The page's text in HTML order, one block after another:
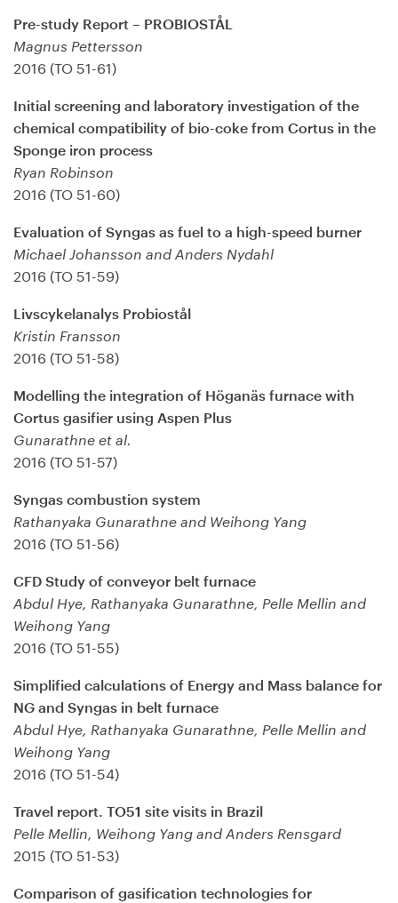
Pre-study Report – PROBIOSTÅL
Magnus Pettersson
2016 (TO 51-61)
Initial screening and laboratory investigation of the
chemical compatibility of bio-coke from Cortus in the
Sponge iron process
Ryan Robinson
2016 (TO 51-60)
Evaluation of Syngas as fuel to a high-speed burner
Michael Johansson and Anders Nydahl
2016 (TO 51-59)
Livscykelanalys Probiostål
Kristin Fransson
2016 (TO 51-58)
Modelling the integration of Höganäs furnace with
Cortus gasifier using Aspen Plus
Gunarathne et al.
2016 (TO 51-57)
Syngas combustion system
Rathanyaka Gunarathne and Weihong Yang
2016 (TO 51-56)
CFD Study of conveyor belt furnace
Abdul Hye, Rathanyaka Gunarathne, Pelle Mellin and
Weihong Yang
2016 (TO 51-55)
Simplified calculations of Energy and Mass balance for
NG and Syngas in belt furnace
Abdul Hye, Rathanyaka Gunarathne, Pelle Mellin and
Weihong Yang
2016 (TO 51-54)
Travel report. TO51 site visits in Brazil
Pelle Mellin, Weihong Yang and Anders Rensgard
2015 (TO 51-53)
Comparison of gasification technologies for